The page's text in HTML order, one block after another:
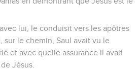
lui, le conduisit vers les apôtres
sur le chemin, Saul avait vu le
et avec quelle assurance il avait
Jésus.